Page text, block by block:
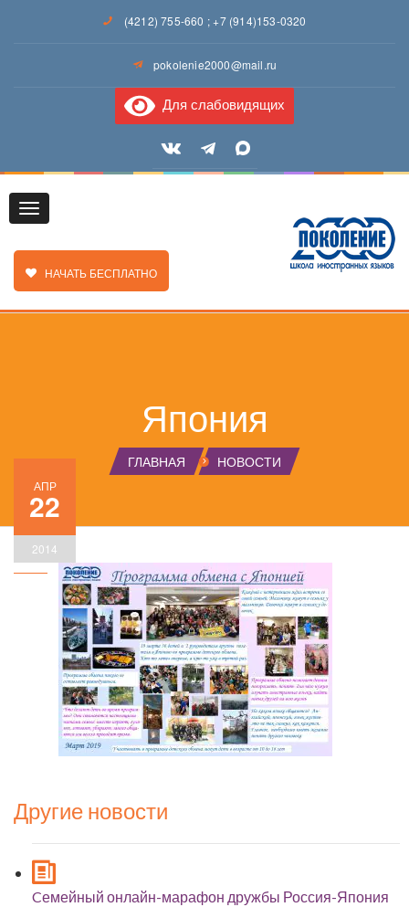
(4212) 755-660 ;+7 (914)153-0320
pokolenie2000@mail.ru
Для слабовидящих
Toggle
ЗАКАЗАТЬ ЗВОНОК
НАЧАТЬ БЕСПЛАТНО
Япония
ГЛАВНАЯ НОВОСТИ
АПР
22
2014
Другие новости
Cемейный онлайн-марафон дружбы Россия-Япония